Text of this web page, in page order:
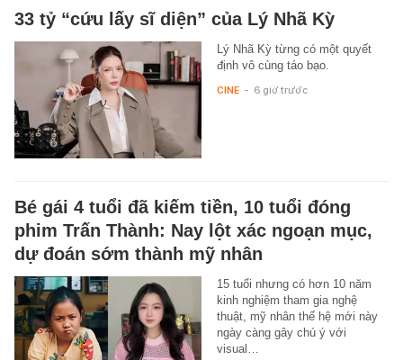
33 tỷ “cứu lấy sĩ diện” của Lý Nhã Kỳ
Lý Nhã Kỳ từng có một quyết
định vô cùng táo bạo.
CINE - 6 giờ trước
Bé gái 4 tuổi đã kiếm tiền, 10 tuổi đóng
phim Trấn Thành: Nay lột xác ngoạn mục,
dự đoán sớm thành mỹ nhân
15 tuổi nhưng có hơn 10 năm
kinh nghiệm tham gia nghệ
thuật, mỹ nhân thế hệ mới này
ngày càng gây chú ý với
visual…